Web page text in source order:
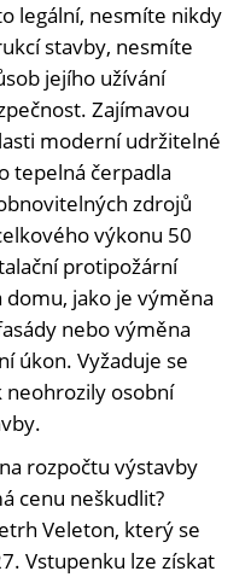
legální, nesmíte nikdy
stavby, nesmíte
jejího užívání
Zajímavou
moderní udržitelné
tepelná čerpadla
zdrojů
výkonu 50
protipožární
jako je výměna
nebo výměna
úkon. Vyžaduje se
neohrozily osobní
rozpočtu výstavby
cenu neškudlit?
Veleton, který se
Vstupenku lze získat